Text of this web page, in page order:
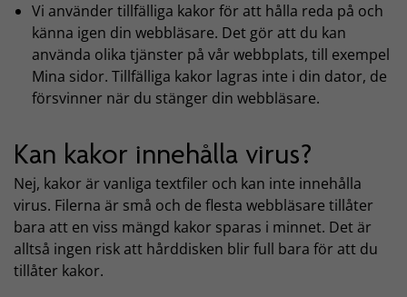
Vi använder tillfälliga kakor för att hålla reda på och
känna igen din webbläsare. Det gör att du kan
använda olika tjänster på vår webbplats, till exempel
Mina sidor. Tillfälliga kakor lagras inte i din dator, de
försvinner när du stänger din webbläsare.
Kan kakor innehålla virus?
Nej, kakor är vanliga textfiler och kan inte innehålla
virus. Filerna är små och de flesta webbläsare tillåter
bara att en viss mängd kakor sparas i minnet. Det är
alltså ingen risk att hårddisken blir full bara för att du
tillåter kakor.